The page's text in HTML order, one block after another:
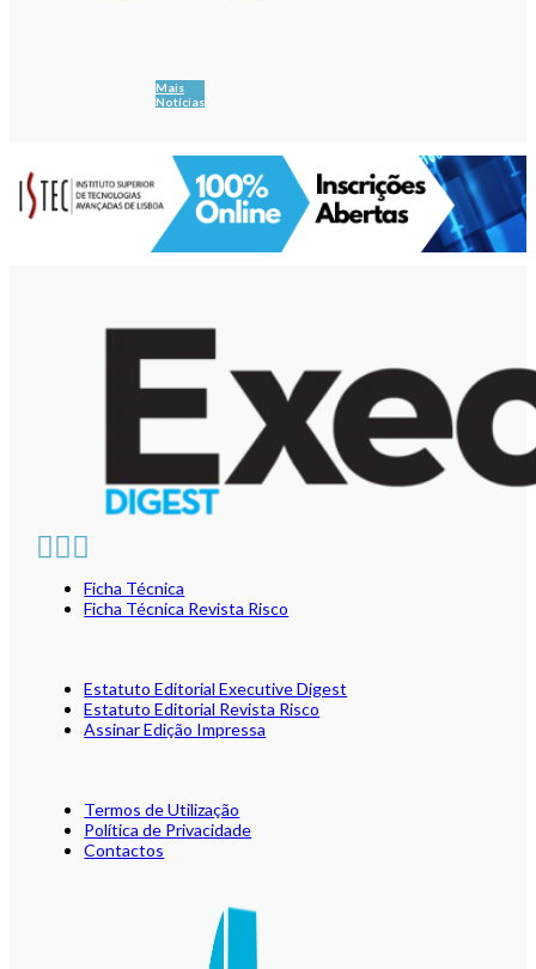
Mais
Notícias
Ficha Técnica
Ficha Técnica Revista Risco
Estatuto Editorial Executive Digest
Estatuto Editorial Revista Risco
Assinar Edição Impressa
Termos de Utilização
Política de Privacidade
Contactos